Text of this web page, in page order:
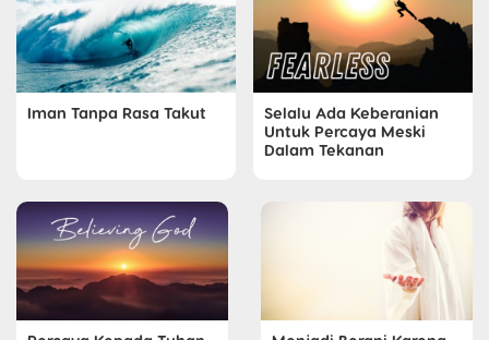
Iman Tanpa Rasa Takut
Selalu Ada Keberanian
Untuk Percaya Meski
Dalam Tekanan